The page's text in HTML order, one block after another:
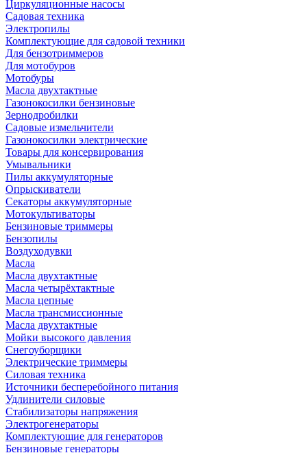
Циркуляционные насосы
Садовая техника
Электропилы
Комплектующие для садовой техники
Для бензотриммеров
Для мотобуров
Мотобуры
Масла двухтактные
Газонокосилки бензиновые
Зернодробилки
Садовые измельчители
Газонокосилки электрические
Товары для консервирования
Умывальники
Пилы аккумуляторные
Опрыскиватели
Секаторы аккумуляторные
Мотокультиваторы
Бензиновые триммеры
Бензопилы
Воздуходувки
Масла
Масла двухтактные
Масла четырёхтактные
Масла цепные
Масла трансмиссионные
Масла двухтактные
Мойки высокого давления
Снегоуборщики
Электрические триммеры
Силовая техника
Источники бесперебойного питания
Удлинители силовые
Стабилизаторы напряжения
Электрогенераторы
Комплектующие для генераторов
Бензиновые генераторы